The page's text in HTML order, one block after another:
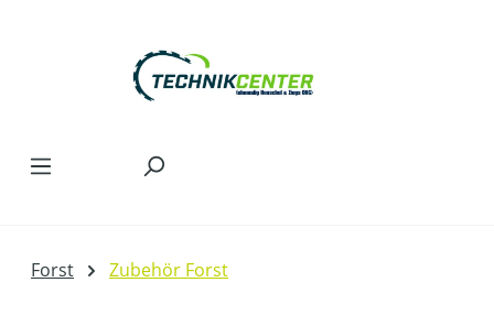
Forst Zubehör Forst